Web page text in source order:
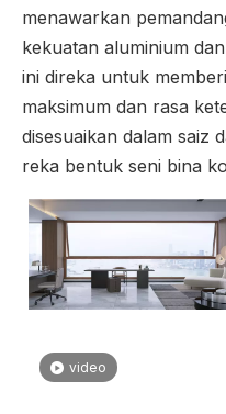
menawarkan
kekuatan aluminium
ini direka untuk
maksimum dan rasa
disesuaikan dalam saiz
reka bentuk seni bina
video